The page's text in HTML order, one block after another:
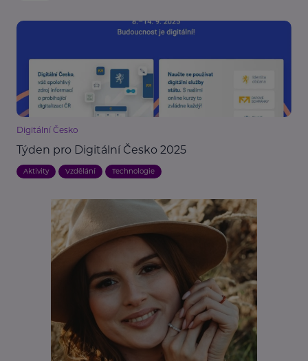
Digitální Česko
Týden pro Digitální Česko 2025
Aktivity Vzdělání Technologie